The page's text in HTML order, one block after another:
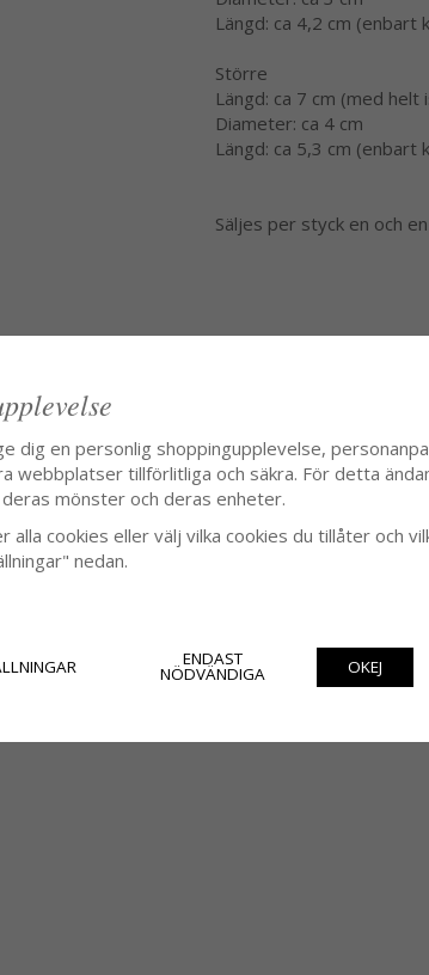
Längd: ca 4,2 cm (enbart
Större
Längd: ca 7 cm (med helt
Diameter: ca 4 cm
Längd: ca 5,3 cm (enbart
Säljes per styck en och en
dig en personlig shoppingupplevelse,
webbplatser tillförlitliga och säkra. För detta
mönster och deras enheter.
alla cookies eller välj vilka cookies du tillåter och
nedan.
ENDAST
NÖDVÄNDIGA OKEJ